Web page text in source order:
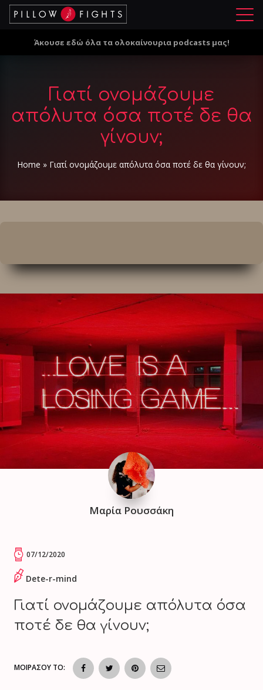
Μ
ο
Άκουσε εδώ όλα τα ολοκαίνουρια podcasts μας!
Γιατί ονομάζουμε
απόλυτα όσα ποτέ δε θα
γίνουν;
Home » Γιατί ονομάζουμε απόλυτα όσα ποτέ δε θα γίνουν;
Μαρία Ρουσσάκη
07/12/2020
Dete-r-mind
Γιατί ονομάζουμε απόλυτα όσα
ποτέ δε θα γίνουν;
ΜΟΙΡΑΣΟΥ ΤΟ: